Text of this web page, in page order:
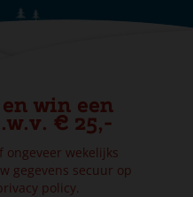
win een
€ 25,-
wekelijks
gegevens secuur op
policy.